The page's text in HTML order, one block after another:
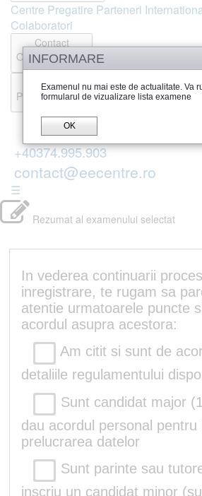
Centre Pregatire Parteneri
Colaboratori
Contact
Offline si Online
Recenzii
Parerea publicului
+40374.995.903
contact@eecentre.ro
☰
Rezumat al examenului selectat
In vederea continuarii
inregistrare, te rugam sa
atentie urmatoarele puncte
acordul asupra acestora:
Am citit si sunt de
detaliile regulamentului
Sunt candidat major
dau acordul personal pentru
prelucrarea datelor
Sunt parinte sau
inscriu un candidat minor
INFORMARE
Examenul nu mai este de actualitate. Va
formularul de vizualizare lista examene
OK